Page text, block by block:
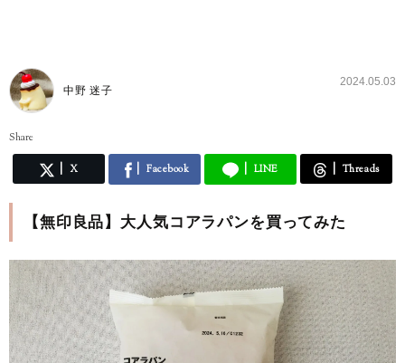
中野 迷子
2024.05.03
Share
X Facebook LINE Threads
【無印良品】大人気コアラパンを買ってみた